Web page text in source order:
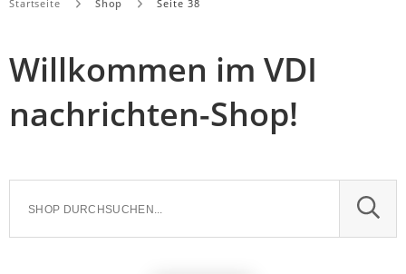
Startseite Shop Seite 38
Willkommen im VDI
nachrichten-Shop!